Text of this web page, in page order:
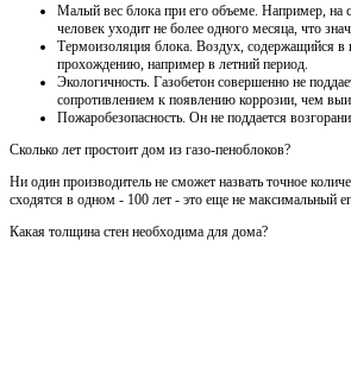
Малый вес блока при его объеме. Например, на
человек уходит не более одного месяца, что
Термоизоляция блока. Воздух, содержащийся в
прохождению, например в летний период.
Экологичность. Газобетон совершенно не
сопротивлением к появлению коррозии, чем
Пожаробезопасность. Он не поддается
Сколько лет простоит дом из газо-пеноблоков?
Ни один производитель не сможет назвать точное
сходятся в одном - 100 лет - это еще не максимальный
Какая толщина стен необходима для дома?